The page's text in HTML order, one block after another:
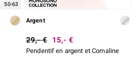
50-63
Argent
29,- € 15,- €
Pendentif en argent et Cornaline